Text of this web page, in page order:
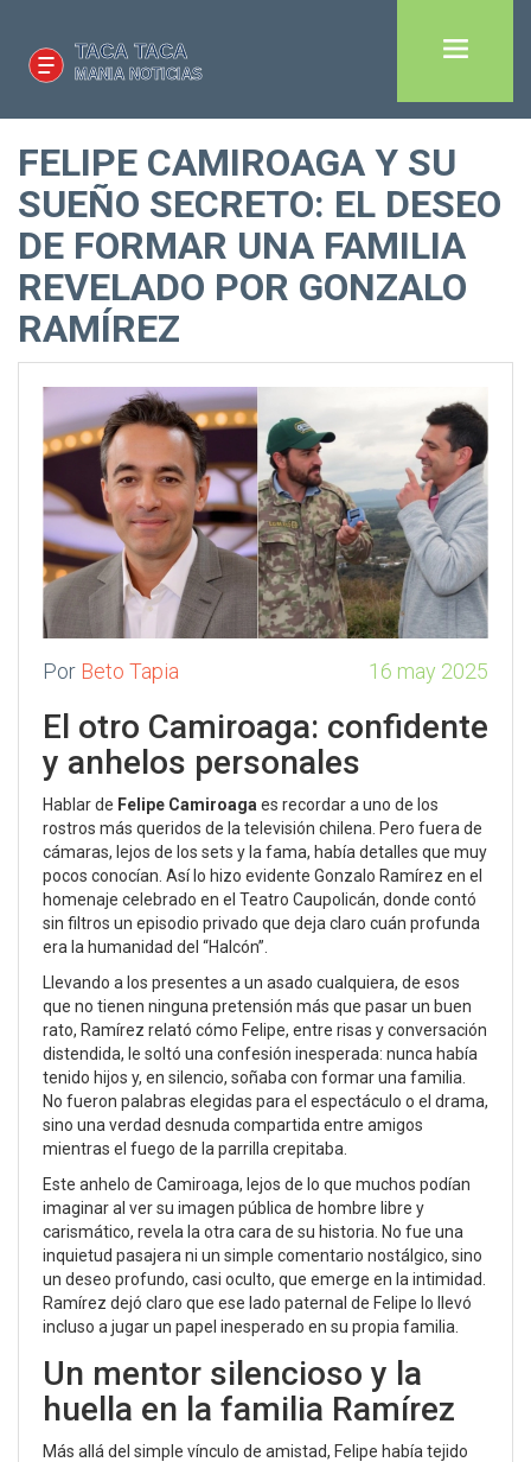
FELIPE CAMIROAGA Y SU
SUEÑO SECRETO: EL DESEO
DE FORMAR UNA FAMILIA
REVELADO POR GONZALO
RAMÍREZ
Por Beto Tapia 16 may 2025
El otro Camiroaga: confidente
y anhelos personales
Hablar de Felipe Camiroaga es recordar a uno de los
rostros más queridos de la televisión chilena. Pero fuera de
cámaras, lejos de los sets y la fama, había detalles que muy
pocos conocían. Así lo hizo evidente Gonzalo Ramírez en el
homenaje celebrado en el Teatro Caupolicán, donde contó
sin filtros un episodio privado que deja claro cuán profunda
era la humanidad del “Halcón”.
Llevando a los presentes a un asado cualquiera, de esos
que no tienen ninguna pretensión más que pasar un buen
rato, Ramírez relató cómo Felipe, entre risas y conversación
distendida, le soltó una confesión inesperada: nunca había
tenido hijos y, en silencio, soñaba con formar una familia.
No fueron palabras elegidas para el espectáculo o el drama,
sino una verdad desnuda compartida entre amigos
mientras el fuego de la parrilla crepitaba.
Este anhelo de Camiroaga, lejos de lo que muchos podían
imaginar al ver su imagen pública de hombre libre y
carismático, revela la otra cara de su historia. No fue una
inquietud pasajera ni un simple comentario nostálgico, sino
un deseo profundo, casi oculto, que emerge en la intimidad.
Ramírez dejó claro que ese lado paternal de Felipe lo llevó
incluso a jugar un papel inesperado en su propia familia.
Un mentor silencioso y la
huella en la familia Ramírez
Más allá del simple vínculo de amistad, Felipe había tejido